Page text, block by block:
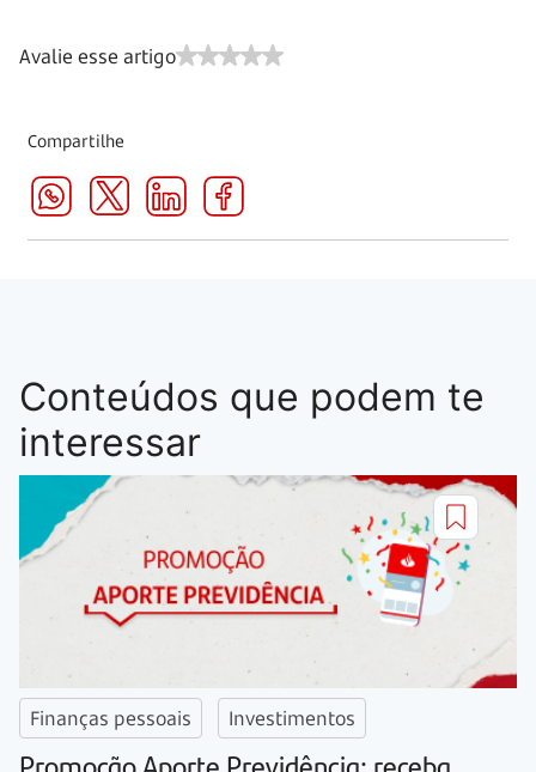
Avalie esse artigo
Compartilhe
Conteúdos que podem te
interessar
Finanças pessoais Investimentos